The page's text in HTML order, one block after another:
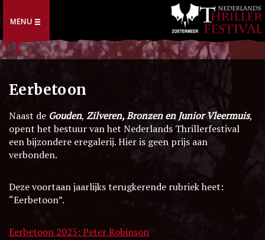
MENU
Eerbetoon
Naast de Gouden, Zilveren,Bronzen en Junior Vleermuis,
opent het bestuur van het Nederlands Thrillerfestival
een bijzondere eregalerij. Hier is geen prijs aan
verbonden.
Deze voortaan jaarlijks terugkerende rubriek heet:
“Eerbetoon”.
Eerbetoon 2025: Peter Robinson